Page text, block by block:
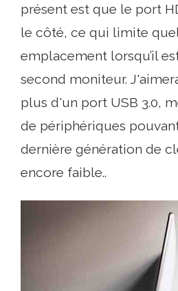
présent est que le port
le côté, ce qui limite
emplacement lorsqu’il
second moniteur.
plus d'un port USB 3.0,
de périphériques
dernière génération de
encore faible..